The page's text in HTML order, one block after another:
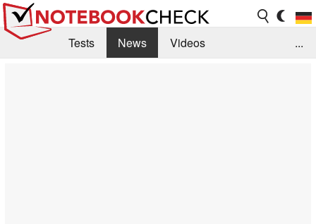
Tests News
Videos
...